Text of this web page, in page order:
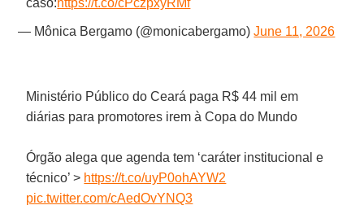
— Mônica Bergamo (@monicabergamo)June 11, 2026
Ministério Público do Ceará paga R$ 44 mil em
diárias para promotores irem à Copa do Mundo
Órgão alega que agenda tem ‘caráter institucional e
técnico’ > https://t.co/uyP0ohAYW2
pic.twitter.com/cAedOvYNQ3